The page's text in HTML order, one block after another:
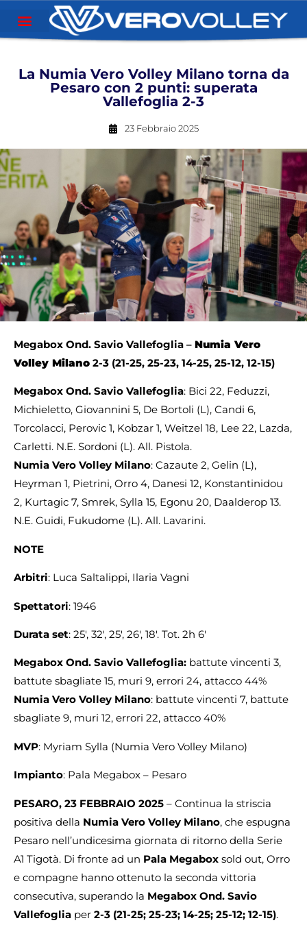
La Numia Vero Volley Milano torna da
Pesaro con 2 punti: superata
Vallefoglia 2-3
23 Febbraio 2025
Megabox Ond. Savio Vallefoglia – Numia Vero
Volley Milano 2-3 (21-25, 25-23, 14-25, 25-12, 12-15)
Megabox Ond. Savio Vallefoglia: Bici 22, Feduzzi,
Michieletto, Giovannini 5, De Bortoli (L), Candi 6,
Torcolacci, Perovic 1, Kobzar 1, Weitzel 18, Lee 22, Lazda,
Carletti. N.E. Sordoni (L). All. Pistola.
Numia Vero Volley Milano: Cazaute 2, Gelin (L),
Heyrman 1, Pietrini, Orro 4, Danesi 12, Konstantinidou
2, Kurtagic 7, Smrek, Sylla 15, Egonu 20, Daalderop 13.
N.E. Guidi, Fukudome (L). All. Lavarini.
NOTE
Arbitri: Luca Saltalippi, Ilaria Vagni
Spettatori: 1946
Durata set: 25′, 32′, 25′, 26′, 18′. Tot. 2h 6′
Megabox Ond. Savio Vallefoglia: battute vincenti 3,
battute sbagliate 15, muri 9, errori 24, attacco 44%
Numia Vero Volley Milano: battute vincenti 7, battute
sbagliate 9, muri 12, errori 22, attacco 40%
MVP: Myriam Sylla (Numia Vero Volley Milano)
Impianto: Pala Megabox – Pesaro
PESARO, 23 FEBBRAIO 2025 – Continua la striscia
positiva della Numia Vero Volley Milano, che espugna
Pesaro nell’undicesima giornata di ritorno della Serie
A1 Tigotà. Di fronte ad un Pala Megabox sold out, Orro
e compagne hanno ottenuto la seconda vittoria
consecutiva, superando la Megabox Ond. Savio
Vallefoglia per 2-3 (21-25; 25-23; 14-25; 25-12; 12-15).